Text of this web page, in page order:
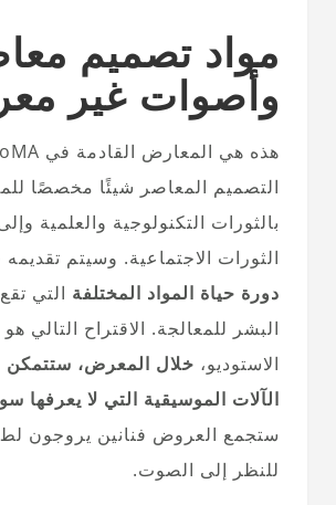
مواد تصميم
وأصوات غير
التصميم المعاصر شيئًا مخصصًا
بالثورات التكنولوجية والعلمية
الثورات الاجتماعية. وسيتم
دورة حياة المواد المختلفة التي
البشر للمعالجة. الاقتراح التالي
الاستوديو، خلال المعرض،
الآلات الموسيقية التي لا يعرفها
ستجمع العروض فنانين يروجون
للنظر إلى الصوت.